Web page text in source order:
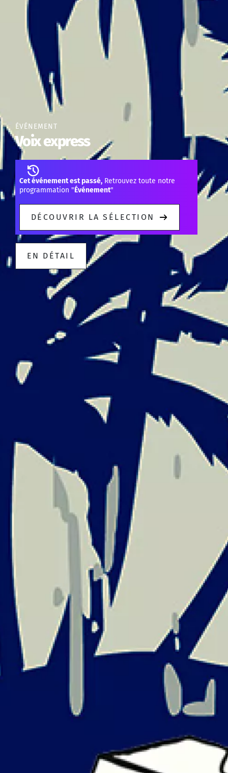
ÉVÉNEMENT
Voix express
Cet événement est passé, Retrouvez toute notre
programmation "Événement"
DÉCOUVRIR LA SÉLECTION
EN DÉTAIL